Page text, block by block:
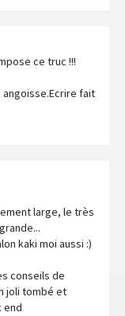
ce truc !!!
angoisse.Ecrire fait
large, le très
kaki moi aussi :)
conseils de
joli tombé et
end